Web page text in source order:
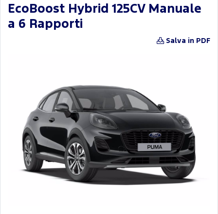
EcoBoost Hybrid 125CV Manuale
a 6 Rapporti
Salva in PDF